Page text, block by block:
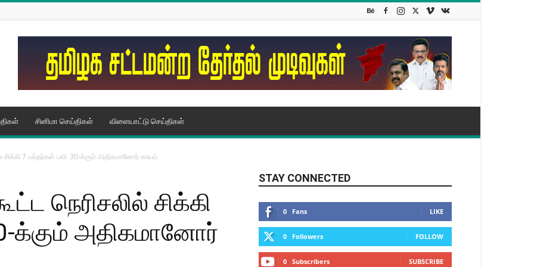
சினிமா செய்திகள் விளையாட்டு செய்திகள்
சிக்கி 7 பக்தர்கள் பலி: 30-க்கும் அதிகமானோர் காயம்
நெரிசலில் சிக்கி
க்கும் அதிகமானோர்
STAY CONNECTED
0 Fans LIKE
0 Followers FOLLOW
0 Subscribers SUBSCRIBE